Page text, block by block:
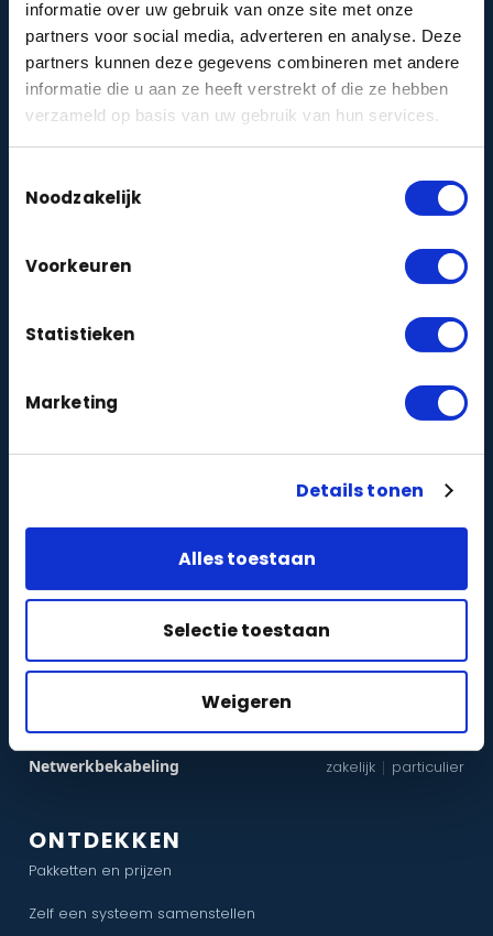
informatie over uw gebruik van onze site met onze
partners voor social media, adverteren en analyse. Deze
partners kunnen deze gegevens combineren met andere
informatie die u aan ze heeft verstrekt of die ze hebben
verzameld op basis van uw gebruik van hun services.
Noodzakelijk
Voorkeuren
Statistieken
Marketing
Details tonen
Alles toestaan
Selectie toestaan
Weigeren
Risicoklasse & verzekering
Ontdek welke beveiligingsklasse (alarmklasse) je
verzekeraar eist — in één minuut.
Doe de check →
Stel een AVG-proof cameraprotocol samen voor
Woon ik veilig?
Doe de quiz →
Camerabewaking
Toegangscontrole zakelijk
Intercom zakelijk | particulier
Netwerkbekabeling zakelijk | particulier
ONTDEKKEN
Pakketten en prijzen
Zelf een systeem samenstellen